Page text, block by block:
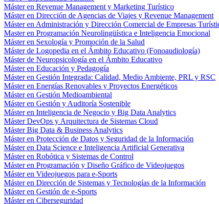
Máster en Revenue Management y Marketing Turístico
Máster en Dirección de Agencias de Viajes y Revenue Management
Máster en Administración y Dirección Comercial de Empresas
Master en Programación Neurolingüística e Inteligencia Emocional
Máster en Sexología y Promoción de la Salud
Máster de Logopedia en el Ámbito Educativo (Fonoaudiología)
Máster de Neuropsicología en el Ámbito Educativo
Máster en Educación y Pedagogía
Máster en Gestión Integrada: Calidad, Medio Ambiente, PRL y RSC
Máster en Energías Renovables y Proyectos Energéticos
Máster en Gestión Medioambiental
Máster en Gestión y Auditoría Sostenible
Máster en Inteligencia de Negocio y Big Data Analytics
Máster DevOps y Arquitectura de Sistemas Cloud
Máster Big Data & Business Analytics
Máster en Protección de Datos y Seguridad de la Información
Máster en Data Science e Inteligencia Artificial Generativa
Máster en Robótica y Sistemas de Control
Máster en Programación y Diseño Gráfico de Videojuegos
Máster en Videojuegos para e-Sports
Máster en Dirección de Sistemas y Tecnologías de la Información
Máster en Gestión de e-Sports
Máster en Ciberseguridad